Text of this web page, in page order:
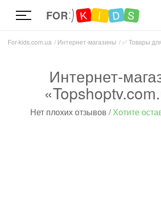
FOR K I D S
For-kids.com.ua Интернет-магазины ✅Товары
Интернет-
Нет плохих отзывов /Хотите